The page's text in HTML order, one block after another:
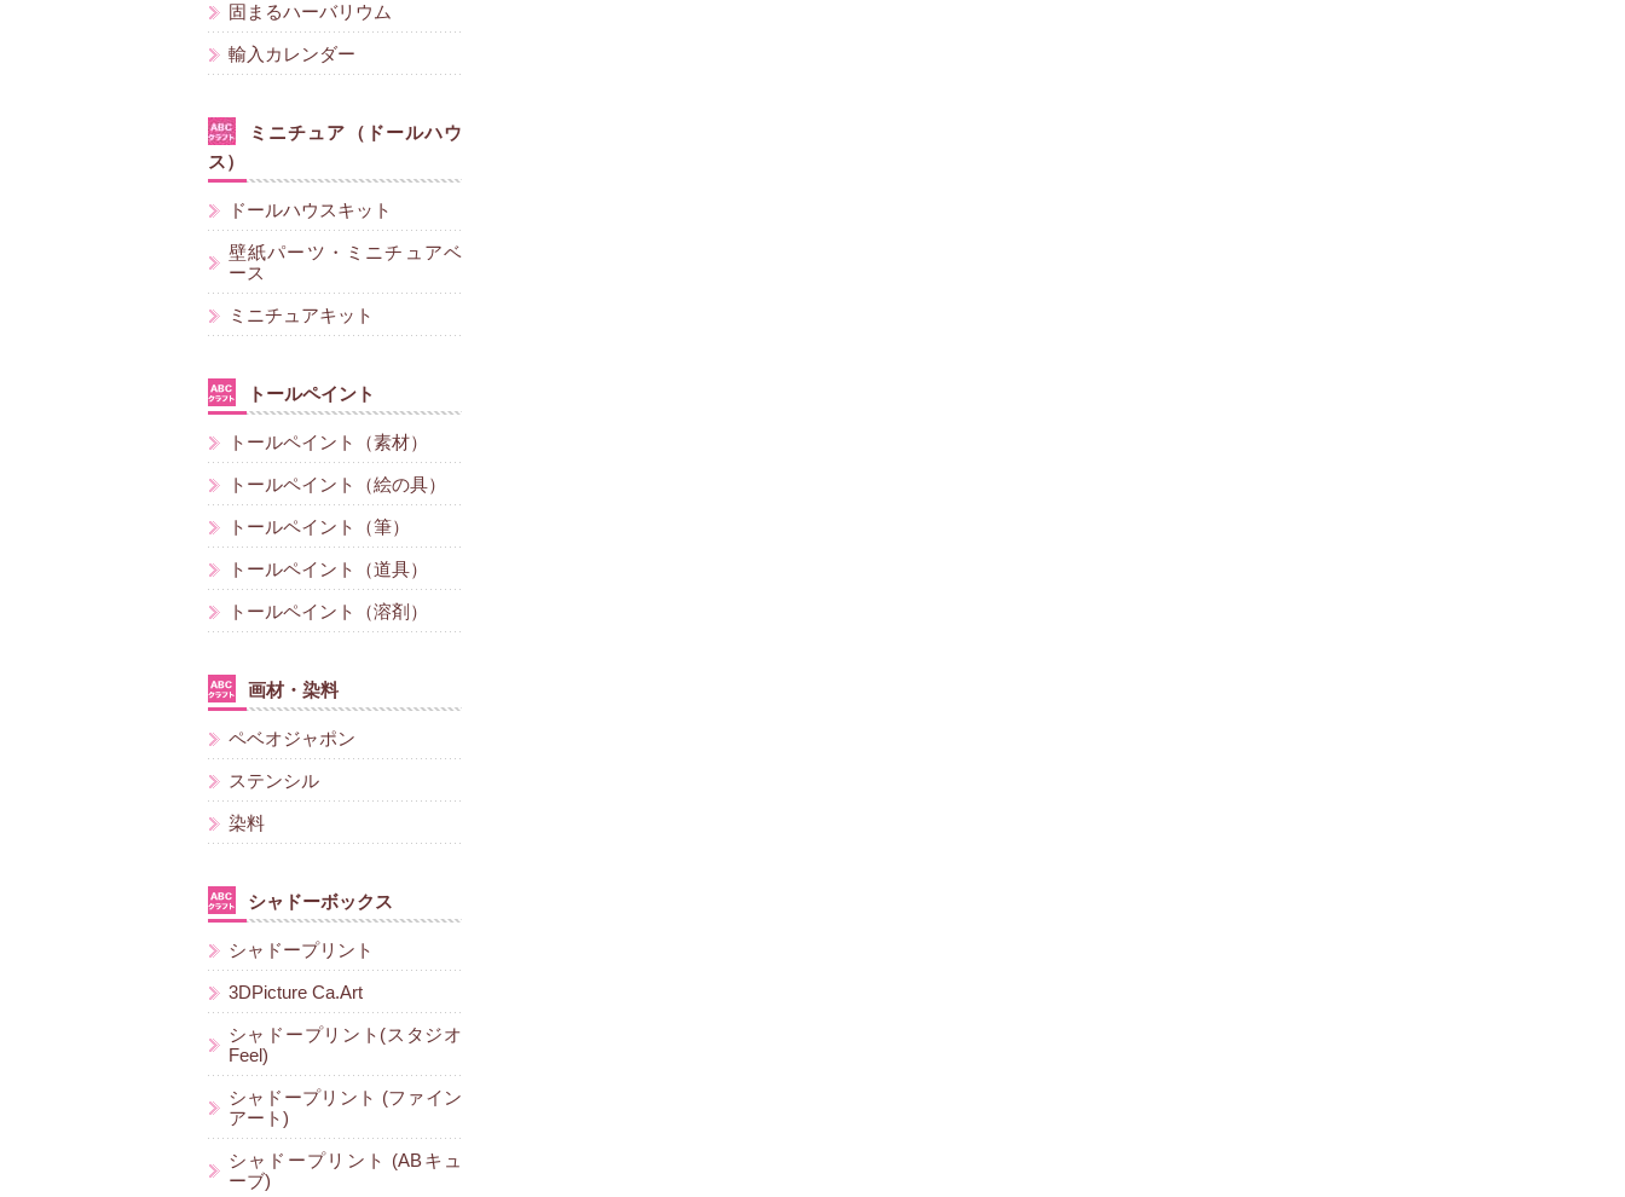
固まるハーバリウム
輸入カレンダー
ミニチュア（ドールハウ
ス）
ドールハウスキット
壁紙パーツ・ミニチュアベ
ース
ミニチュアキット
トールペイント
トールペイント（素材）
トールペイント（絵の具）
トールペイント（筆）
トールペイント（道具）
トールペイント（溶剤）
画材・染料
ペベオジャポン
ステンシル
染料
シャドーボックス
シャドープリント
3DPicture Ca.Art
シャドープリント(スタジオ
Feel)
シャドープリント (ファイン
アート)
シャドープリント (ABキュ
ーブ)